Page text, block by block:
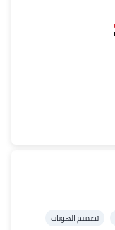
تصميم الهويات